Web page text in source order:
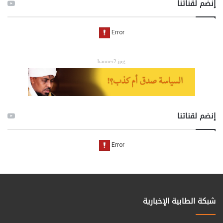
إنضم لقناتنا
banner2.jpg
إنضم لقناتنا
شبكة الطابية الإخبارية